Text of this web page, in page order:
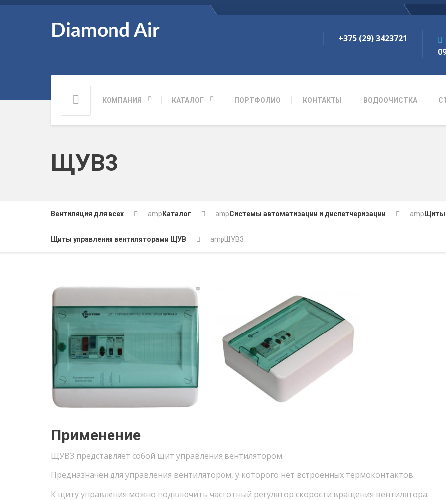
Diamond Air
КОМПАНИЯ КАТАЛОГ ПОРТФОЛИО КОНТАКТЫ ВОДООЧИСТКА
+375 (29) 3423721
ЩУВ3
Вентиляция для всех amp Каталог ampСистемы автоматизации и диспетчеризации amp Щиты
Щиты управления вентиляторами ЩУВ amp ЩУВ3
Применение
ЩУВ3 представляет собой щит управления вентилятором.
Предназначен для управления вентилятором, у которого нет встроенных термоконтактов.
К щиту управления можно подключить частотный регулятор скорости вращения вентилятора.